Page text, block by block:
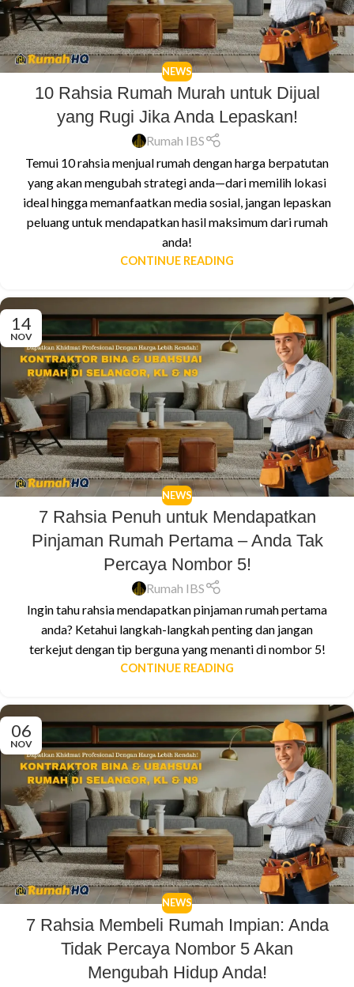
NEWS
10 Rahsia Rumah Murah untuk Dijual
yang Rugi Jika Anda Lepaskan!
Rumah IBS
Temui 10 rahsia menjual rumah dengan harga berpatutan
yang akan mengubah strategi anda—dari memilih lokasi
ideal hingga memanfaatkan media sosial, jangan lepaskan
peluang untuk mendapatkan hasil maksimum dari rumah
anda!
CONTINUE READING
14
NOV
NEWS
7 Rahsia Penuh untuk Mendapatkan
Pinjaman Rumah Pertama – Anda Tak
Percaya Nombor 5!
Rumah IBS
Ingin tahu rahsia mendapatkan pinjaman rumah pertama
anda? Ketahui langkah-langkah penting dan jangan
terkejut dengan tip berguna yang menanti di nombor 5!
CONTINUE READING
06
NOV
NEWS
7 Rahsia Membeli Rumah Impian: Anda
Tidak Percaya Nombor 5 Akan
Mengubah Hidup Anda!